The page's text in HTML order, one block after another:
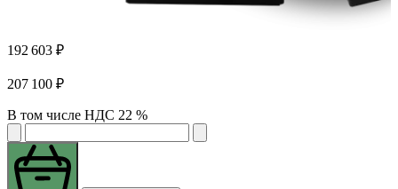
192 603 ₽
207 100 ₽
В том числе НДС 22 %